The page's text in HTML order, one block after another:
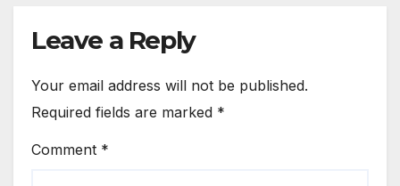
Leave a Reply
Your email address will not be published.
Required fields are marked *
Comment *